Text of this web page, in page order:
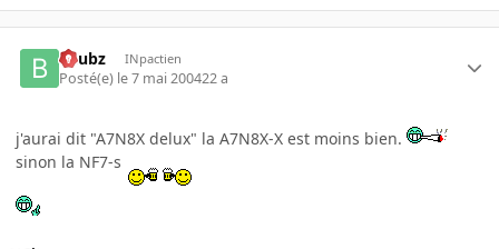
beubz INpactien
Posté(e) le 7 mai 200422 a
j'aurai dit "A7N8X delux" la A7N8X-X est moins bien.
sinon la NF7-s